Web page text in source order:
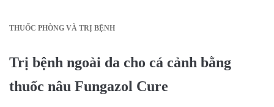
THUỐC PHÒNG VÀ TRỊ BỆNH
Trị bệnh ngoài da cho cá cảnh bằng
thuốc nâu Fungazol Cure